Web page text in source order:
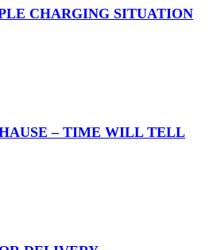
CHARGING SITUATION
– TIME WILL TELL